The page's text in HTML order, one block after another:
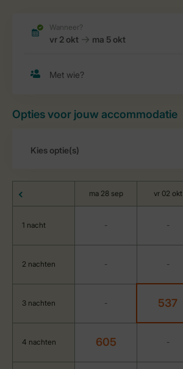
Opties voor jouw accommodatie
ma 28 sep vr 02 okt
1 nacht - -
2 nachten - -
3 nachten - 537
4 nachten 605 -